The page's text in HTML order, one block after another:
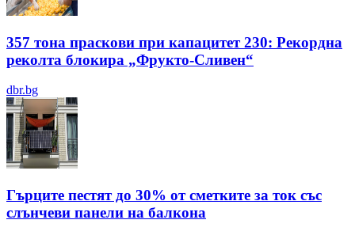
357 тона праскови при капацитет 230: Рекордна
реколта блокира „Фрукто-Сливен“
dbr.bg
Гърците пестят до 30% от сметките за ток със
слънчеви панели на балкона